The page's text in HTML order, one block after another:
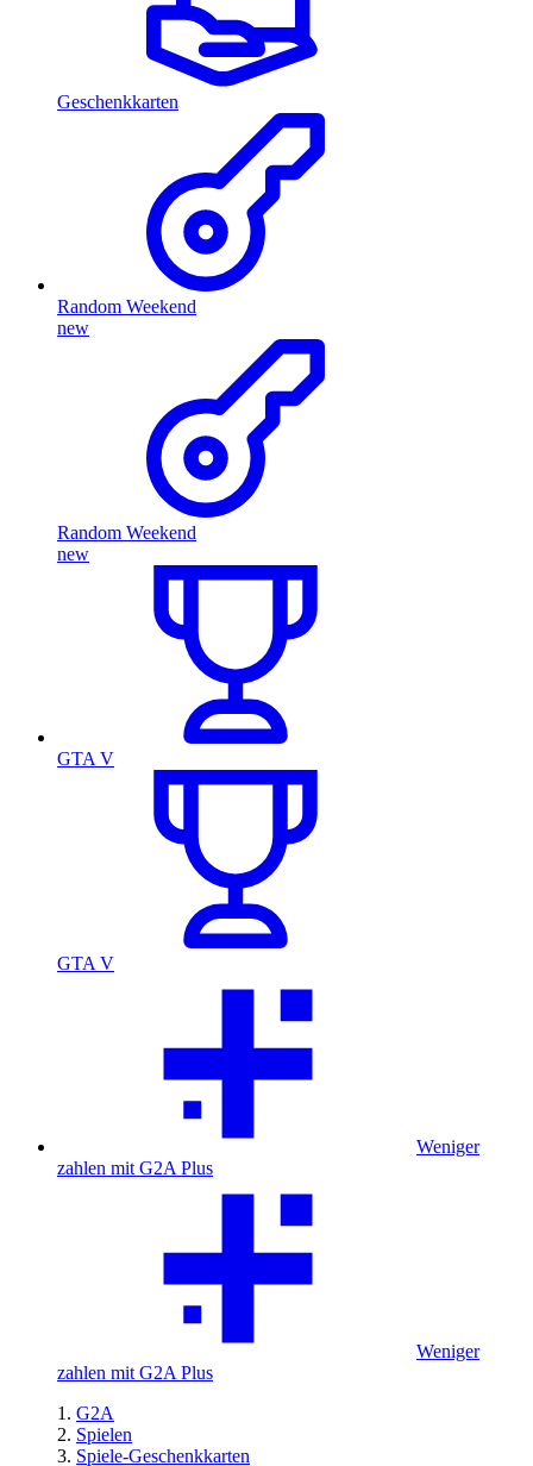
Geschenkkarten
Random Weekend
new
Random Weekend
new
GTA V
GTA V
Weniger
zahlen mit G2A Plus
Weniger
zahlen mit G2A Plus
G2A
Spielen
Spiele-Geschenkkarten